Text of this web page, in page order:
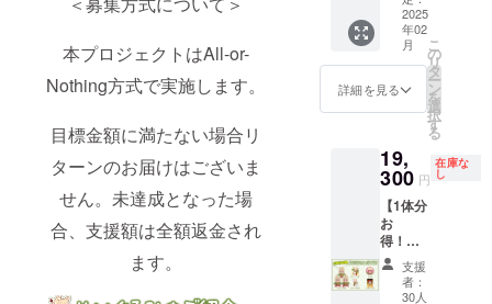
本プロジェクトはAll-or-
Nothing方式で実施します。
目標金額に満たない場合リ
ターンのお届けはございま
せん。未達成となった場
合、支援額は全額返金され
ます。
・直筆
色紙 1
点 ・サ
ン
キュー
レ
ター 1
に缶 1
点 ・ア
クリル
スタン
ド 1点
・タペ
スト
リー 1
2025
年02
月
詳細を見る
こ
の
リ
タ
ー
ン
を
選
択
す
る
19,
300 円
在庫な
し
【1体分
お
得！】
ケモミ
ミちゃ
んいっ
支援
者：
30人